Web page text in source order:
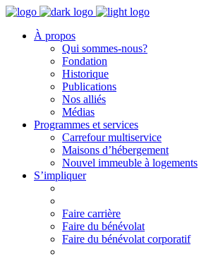
À propos
Qui sommes-nous?
Fondation
Historique
Publications
Nos alliés
Médias
Programmes et services
Carrefour multiservice
Maisons d’hébergement
Nouvel immeuble à logements
S’impliquer
Faire carrière
Faire du bénévolat
Faire du bénévolat corporatif